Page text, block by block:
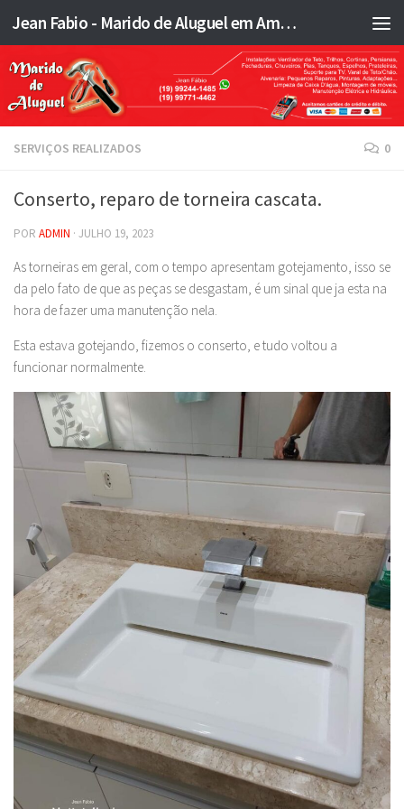
Skip to content Jean Fabio - Marido de Aluguel em Americana SP e região - JFMA
SERVIÇOS REALIZADOS 0
Conserto, reparo de torneira cascata.
POR ADMIN · JULHO 19, 2023
As torneiras em geral, com o tempo apresentam gotejamento, isso se
da pelo fato de que as peças se desgastam, é um sinal que ja esta na
hora de fazer uma manutenção nela.
Esta estava gotejando, fizemos o conserto, e tudo voltou a
funcionar normalmente.